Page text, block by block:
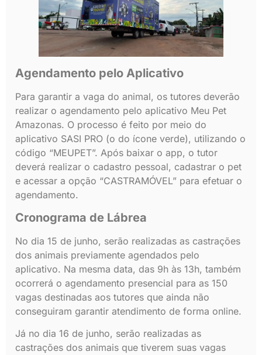
Agendamento pelo Aplicativo
Para garantir a vaga do animal, os tutores deverão
realizar o agendamento pelo aplicativo Meu Pet
Amazonas. O processo é feito por meio do
aplicativo SASI PRO (o do ícone verde), utilizando o
código “MEUPET”. Após baixar o app, o tutor
deverá realizar o cadastro pessoal, cadastrar o pet
e acessar a opção “CASTRAMÓVEL” para efetuar o
agendamento.
Cronograma de Lábrea
No dia 15 de junho, serão realizadas as castrações
dos animais previamente agendados pelo
aplicativo. Na mesma data, das 9h às 13h, também
ocorrerá o agendamento presencial para as 150
vagas destinadas aos tutores que ainda não
conseguiram garantir atendimento de forma online.
Já no dia 16 de junho, serão realizadas as
castrações dos animais que tiverem suas vagas